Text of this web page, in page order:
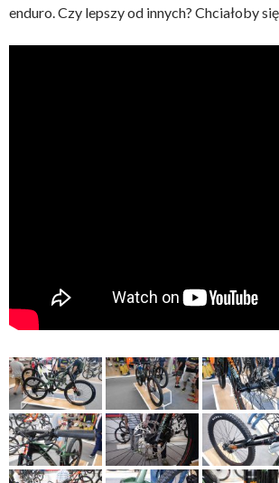
enduro. Czy lepszy od innych? Chciałoby